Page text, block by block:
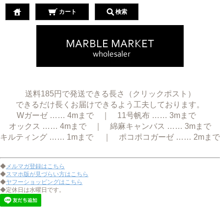
カート 検索
送料185円で発送できる長さ（クリックポスト）
できるだけ長くお届けできるよう工夫しております。
Wガーゼ …… 4mまで ｜ 11号帆布 …… 3mまで
オックス …… 4mまで ｜ 綿麻キャンバス …… 3mまで
キルティング …… 1mまで ｜ ポコポコガーゼ …… 2mまで
◆メルマガ登録はこちら
◆スマホ版が見づらい方はこちら
◆ヤフーショッピングはこちら
◆定休日は水曜日です。